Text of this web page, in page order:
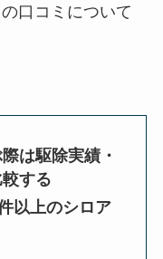
口コミについて
は駆除実績・
する
以上のシロア